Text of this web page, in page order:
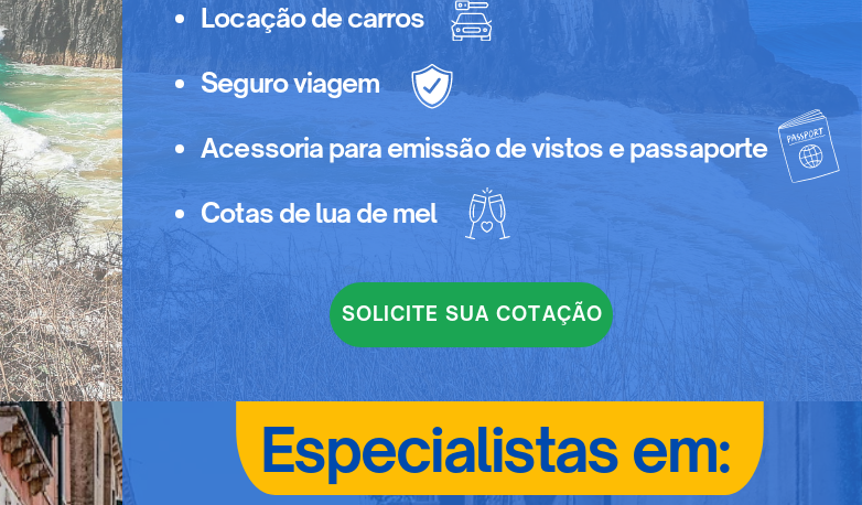
Locação de carros
Seguro viagem
Acessoria para emissão de vistos e passaporte
Cotas de lua de mel
SOLICITE SUA COTAÇÃO
Especialistas em: